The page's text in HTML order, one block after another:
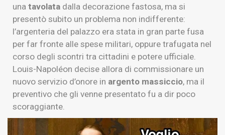
una tavolata dalla decorazione fastosa, ma si
presentò subito un problema non indifferente:
l’argenteria del palazzo era stata in gran parte fusa
per far fronte alle spese militari, oppure trafugata nel
corso degli scontri tra cittadini e potere ufficiale.
Louis-Napoléon decise allora di commissionare un
nuovo servizio d’onore in argento massiccio, ma il
preventivo che gli venne presentato fu a dir poco
scoraggiante.